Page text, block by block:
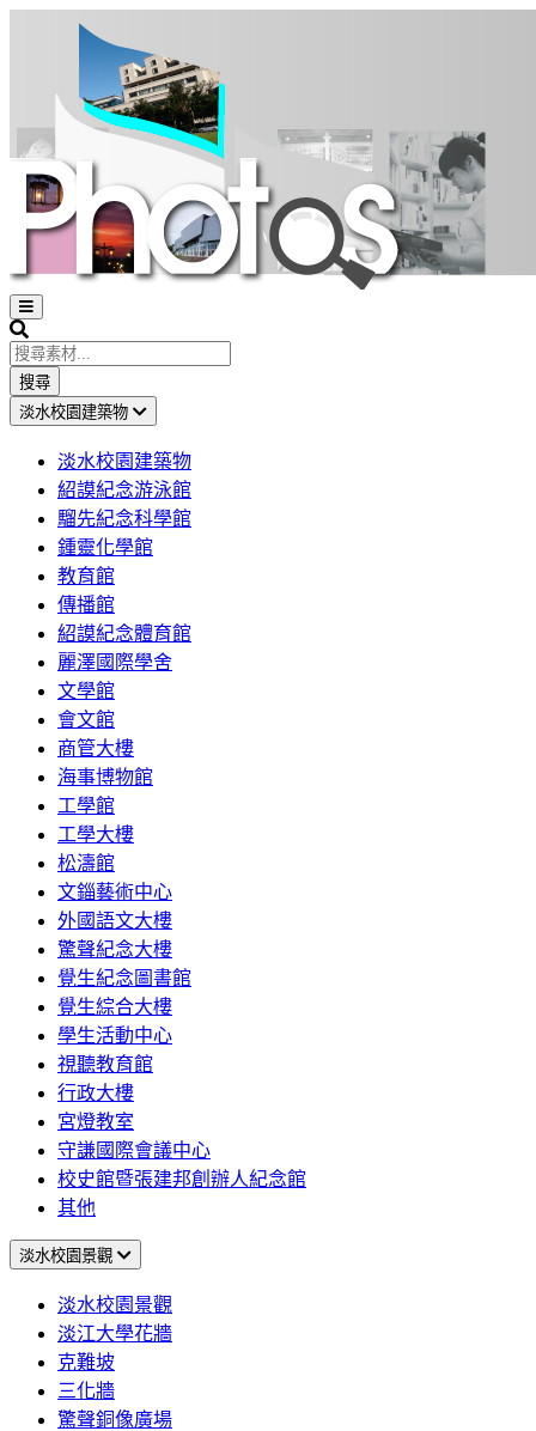
Open
sidebar
Search
搜尋
淡水校園建築物
淡水校園建築物
紹謨紀念游泳館
騮先紀念科學館
鍾靈化學館
教育館
傳播館
紹謨紀念體育館
麗澤國際學舍
文學館
會文館
商管大樓
海事博物館
工學館
工學大樓
松濤館
文錙藝術中心
外國語文大樓
驚聲紀念大樓
覺生紀念圖書館
覺生綜合大樓
學生活動中心
視聽教育館
行政大樓
宮燈教室
守謙國際會議中心
校史館暨張建邦創辦人紀念館
其他
淡水校園景觀
淡水校園景觀
淡江大學花牆
克難坡
三化牆
驚聲銅像廣場